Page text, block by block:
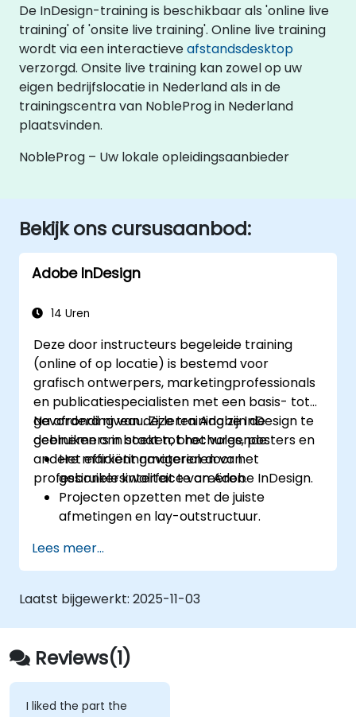
De InDesign-training is beschikbaar als 'online live
training' of 'onsite live training'. Online live training
wordt via een interactieveafstandsdesktop
verzorgd. Onsite live training kan zowel op uw
eigen bedrijfslocatie in Nederland als in de
trainingscentra van NobleProg in Nederland
plaatsvinden.
NobleProg – Uw lokale opleidingsaanbieder
Bekijk ons cursusaanbod:
Adobe InDesign
14 Uren
Deze door instructeurs begeleide training
(online of op locatie) is bestemd voor
grafisch ontwerpers, marketingprofessionals
en publicatiespecialisten met een basis- tot
gevorderd niveau. Zij leren Adobe InDesign te
gebruiken om boeken, brochures, posters en
andere marketingmaterialen van
professionele kwaliteit te creëren.
Na afronding van deze training zijn de
deelnemers in staat tot het volgende:
Het efficiënt navigeren door het
gebruikersinterface van Adobe InDesign.
Projecten opzetten met de juiste
afmetingen en lay-outstructuur.
elementen gebruiken om aantrekkelijke
ontwerpen te realiseren.
Stijlen, sjablonen en kleurenpaletten
benutten voor consistentie en efficiëntie.
Bestanden voorbereiden voor
professionele drukwerkproductie of
digitale publicatie.
Lees meer...
Laatst bijgewerkt: 2025-11-03
Reviews(1)
I liked the part the